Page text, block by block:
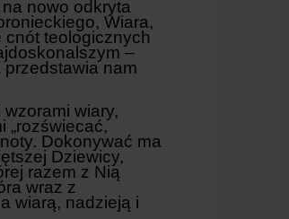
nowo odkryta
Wiara,
cnót teologicznych
–
przedstawia nam
wiary,
„rozświecać,
Dokonywać ma
Dziewicy,
razem z Nią
wraz z
wiarą, nadzieją i